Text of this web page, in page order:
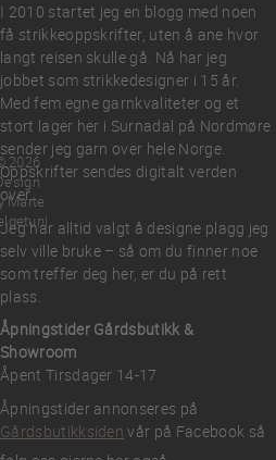
I 2010 startet jeg en blogg med noen
få strikkeoppskrifter, uten å ane hvor
langt reisen skulle gå. Nå har jeg
jobbet som strikkedesigner i 15 år.
Med fem egne garnkvaliteter og et
stort lager her i Surnadal på Nordmøre
sender jeg garn over hele Norge.
Oppskrifter sendes digitalt verden
over.
Jeg har alltid valgt å designe plagg jeg
selv ville bruke – så om du finner noe
som treffer deg her, er du på rett
plass.
Åpningstider Gårdsbutikk &
Showroom
Åpent Tirsdager 14-17
Åpningstider annonseres på
Gårdsbutikksiden vår på Facebook så
2026
Marte